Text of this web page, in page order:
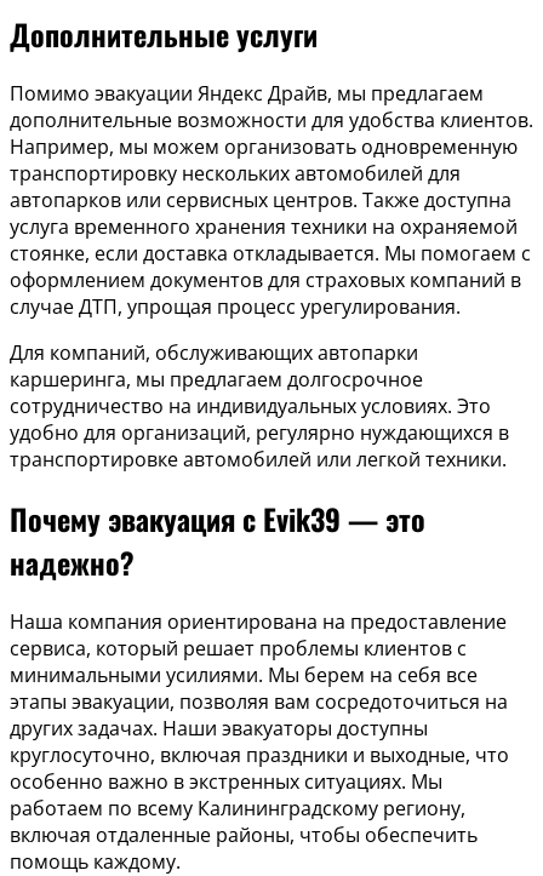
Дополнительные услуги
Помимо эвакуации Яндекс Драйв, мы предлагаем
дополнительные возможности для удобства клиентов.
Например, мы можем организовать одновременную
транспортировку нескольких автомобилей для
автопарков или сервисных центров. Также доступна
услуга временного хранения техники на охраняемой
стоянке, если доставка откладывается. Мы помогаем с
оформлением документов для страховых компаний в
случае ДТП, упрощая процесс урегулирования.
Для компаний, обслуживающих автопарки
каршеринга, мы предлагаем долгосрочное
сотрудничество на индивидуальных условиях. Это
удобно для организаций, регулярно нуждающихся в
транспортировке автомобилей или легкой техники.
Почему эвакуация с Evik39 — это
надежно?
Наша компания ориентирована на предоставление
сервиса, который решает проблемы клиентов с
минимальными усилиями. Мы берем на себя все
этапы эвакуации, позволяя вам сосредоточиться на
других задачах. Наши эвакуаторы доступны
круглосуточно, включая праздники и выходные, что
особенно важно в экстренных ситуациях. Мы
работаем по всему Калининградскому региону,
включая отдаленные районы, чтобы обеспечить
помощь каждому.